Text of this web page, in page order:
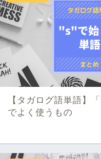
【タガログ語単語】
でよく使うもの